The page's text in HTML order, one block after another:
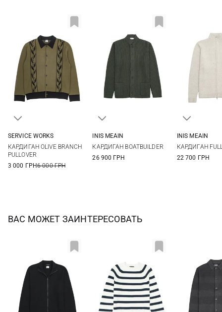
SERVICE WORKS
КАРДИГАН OLIVE BRANCH
PULLOVER
3 000 ГРН6 000 ГРН
INIS MEAIN
КАРДИГАН BOATBUILDER
26 900 ГРН
INIS MEAIN
КАРДИГАН
22 700 ГРН
ВАС МОЖЕТ ЗАИНТЕРЕСОВАТЬ